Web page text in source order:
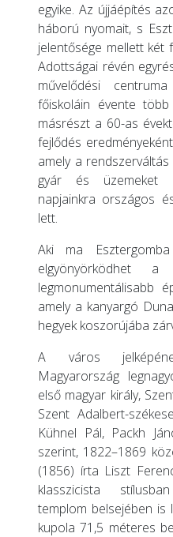
egyike. Az újjáépítés
háború nyomait, s
jelentősége mellett két
Adottságai révén
művelődési
főiskoláin évente
másrészt a 60-as
fejlődés
amely a
gyár és üzemeket
napjainkra országos
lett.
Aki ma
elgyönyörködhet a
legmonumentálisabb
amely a kanyargó
hegyek koszorújába
A város
Magyarország
első magyar király,
Szent Adalbert-
Kühnel Pál, Packh
szerint, 1822–1869
(1856) írta Liszt
klasszicista
templom belsejében is
kupola 71,5 méteres